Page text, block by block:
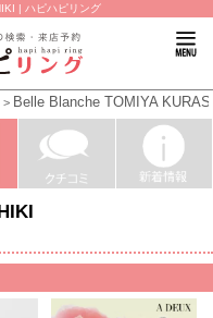
| ハピハピリング
Belle Blanche TOMIYA